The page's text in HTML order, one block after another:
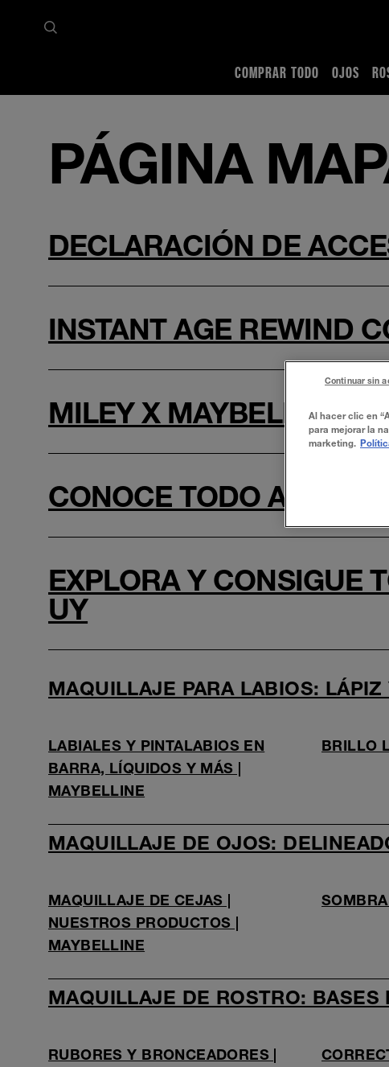
COMPRAR TODO OJOS
PÁGINA
DECLARACIÓN DE
INSTANT AGE REWIND
MILEY X MAYBELLINE
CONOCE TODO
EXPLORA Y CONSIGUE
UY
MAQUILLAJE PARA LABIOS:
LABIALES Y PINTALABIOS EN
BARRA, LÍQUIDOS Y MÁS |
MAYBELLINE
BRILLO
MAQUILLAJE DE OJOS:
MAQUILLAJE DE CEJAS |
NUESTROS PRODUCTOS |
MAYBELLINE
MAQUILLAJE DE ROSTRO:
RUBORES Y BRONCEADORES |
Al hacer clic en
para mejorar la
marketing.
Continuar sin